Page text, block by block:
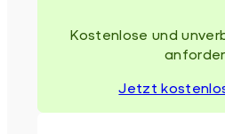
Kostenlose und
Jetzt